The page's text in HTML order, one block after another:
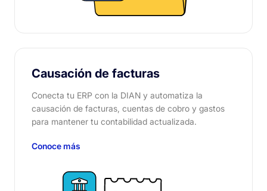
Causación de facturas
Conecta tu ERP con la DIAN y automatiza la
causación de facturas, cuentas de cobro y gastos
para mantener tu contabilidad actualizada.
Conoce más